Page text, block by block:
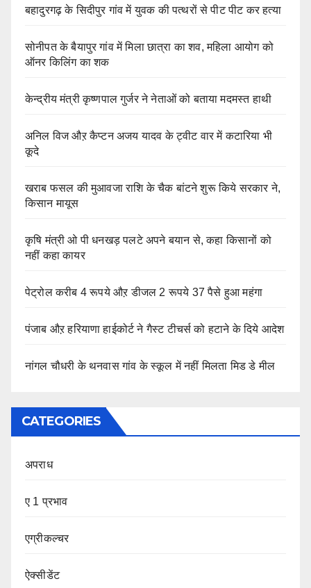
बहादुरगढ़ के सिदीपुर गांव में युवक की पत्थरों से पीट पीट कर हत्या
सोनीपत के बैयापुर गांव में मिला छात्रा का शव, महिला आयोग को
ऑनर किलिंग का शक
केन्द्रीय मंत्री कृष्णपाल गुर्जर ने नेताओं को बताया मदमस्त हाथी
अनिल विज औऱ कैप्टन अजय यादव के ट्वीट वार में कटारिया भी
कूदे
खराब फसल की मुआवजा राशि के चैक बांटने शुरू किये सरकार ने,
किसान मायूस
कृषि मंत्री ओ पी धनखड़ पलटे अपने बयान से, कहा किसानों को
नहीं कहा कायर
पेट्रोल करीब 4 रूपये औऱ डीजल 2 रूपये 37 पैसे हुआ महंगा
पंजाब औऱ हरियाणा हाईकोर्ट ने गैस्ट टीचर्स को हटाने के दिये आदेश
नांगल चौधरी के थनवास गांव के स्कूल में नहीं मिलता मिड डे मील
CATEGORIES
अपराध
ए 1 प्रभाव
एग्रीकल्चर
ऐक्सीडेंट